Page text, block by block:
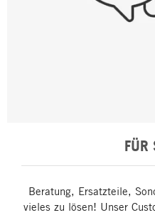
FÜR
Beratung, Ersatzteile,
vieles zu lösen! Unser